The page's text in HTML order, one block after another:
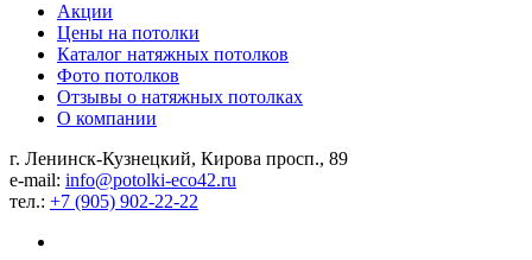
Акции
Цены на потолки
Каталог натяжных потолков
Фото потолков
Отзывы о натяжных потолках
О компании
г. Ленинск-Кузнецкий, Кирова просп., 89
e-mail: info@potolki-eco42.ru
тел.: +7 (905) 902-22-22